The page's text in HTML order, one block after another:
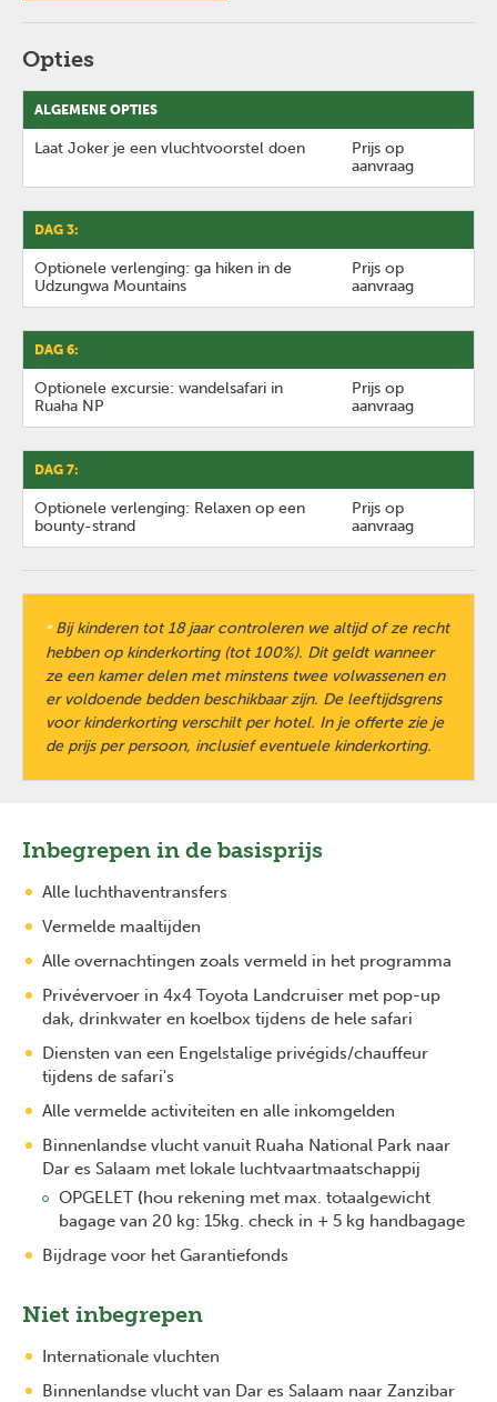
Opties
ALGEMENE OPTIES
Laat Joker je een vluchtvoorstel doen
Prijs op
aanvraag
DAG 3:
Optionele verlenging: ga hiken in de
Udzungwa Mountains
Prijs op
aanvraag
DAG 6:
Optionele excursie: wandelsafari in
Ruaha NP
Prijs op
aanvraag
DAG 7:
Optionele verlenging: Relaxen op een
bounty-strand
Prijs op
aanvraag
*Bij kinderen tot 18 jaar controleren we altijd of ze recht
hebben op kinderkorting (tot 100%). Dit geldt wanneer
ze een kamer delen met minstens twee volwassenen en
er voldoende bedden beschikbaar zijn. De leeftijdsgrens
voor kinderkorting verschilt per hotel. In je offerte zie je
de prijs per persoon, inclusief eventuele kinderkorting.
Inbegrepen in de basisprijs
Alle luchthaventransfers
Vermelde maaltijden
Alle overnachtingen zoals vermeld in het programma
Privévervoer in 4x4 Toyota Landcruiser met pop-up
dak, drinkwater en koelbox tijdens de hele safari
Diensten van een Engelstalige privégids/chauffeur
tijdens de safari's
Alle vermelde activiteiten en alle inkomgelden
Binnenlandse vlucht vanuit Ruaha National Park naar
Dar es Salaam met lokale luchtvaartmaatschappij
OPGELET (hou rekening met max. totaalgewicht
bagage van 20 kg: 15kg. check in + 5 kg handbagage
Bijdrage voor het Garantiefonds
Niet inbegrepen
Internationale vluchten
Binnenlandse vlucht van Dar es Salaam naar Zanzibar